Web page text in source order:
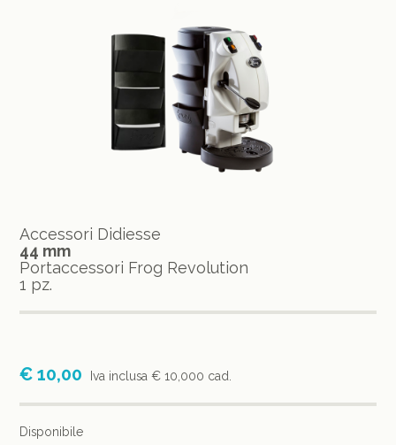
Accessori Didiesse
44 mm
Portaccessori Frog Revolution
1 pz.
€ 10,00 Iva inclusa€ 10,000 cad.
Disponibile